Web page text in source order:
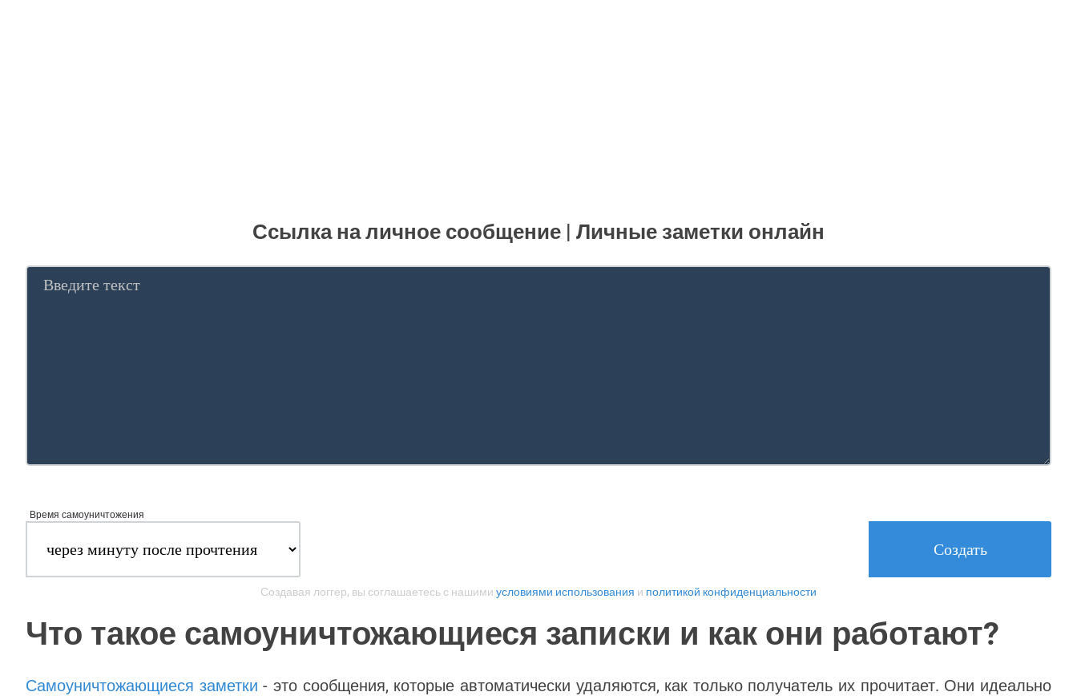
Ссылка на личное сообщение | Личные заметки онлайн
Создать
Создавая логгер, вы соглашаетесь с нашими условиями использования и политикой конфиденциальности
Что такое самоуничтожающиеся записки и как они работают?
Самоуничтожающиеся заметки - это сообщения, которые автоматически удаляются, как только получатель их прочитает. Они идеально